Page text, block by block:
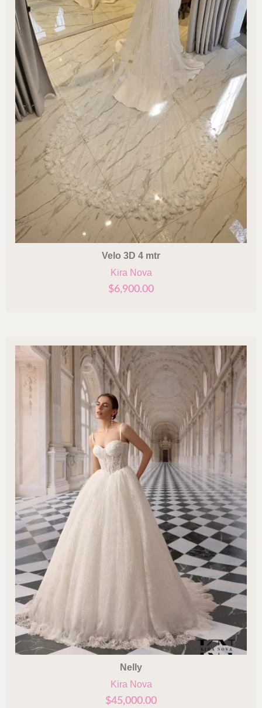
Velo 3D 4 mtr
Kira Nova
$6,900.00
Nelly
Kira Nova
$45,000.00